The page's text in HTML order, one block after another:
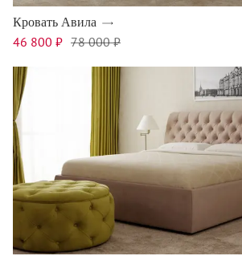
Кровать Авила
46 800 ₽ 78 000 ₽